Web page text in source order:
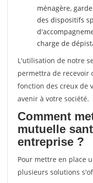
ménagère,
des dispositifs
charge de
L'utilisation de notre
permettra de recevoir
fonction des creux de
avenir à votre société.
Comment
mutuelle
entreprise ?
Pour mettre en place
plusieurs solutions